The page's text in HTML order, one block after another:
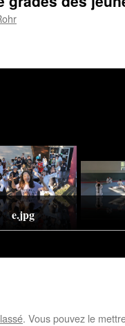
e.jpg
. Vous pouvez le